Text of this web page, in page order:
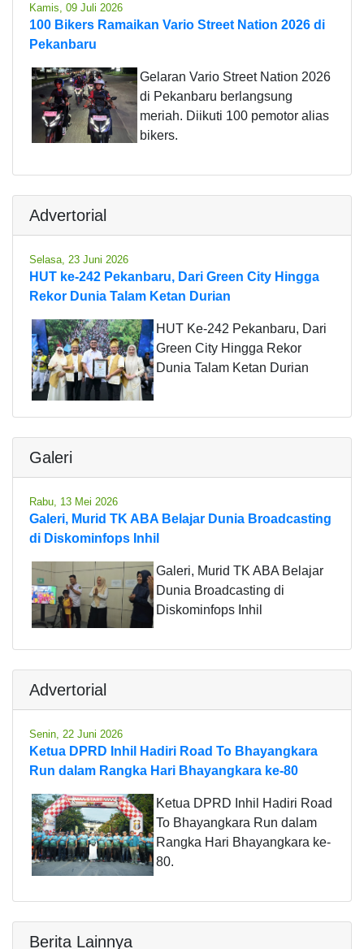
Kamis, 09 Juli 2026
100 Bikers Ramaikan Vario Street Nation 2026 di
Pekanbaru
Gelaran Vario Street Nation 2026
di Pekanbaru berlangsung
meriah. Diikuti 100 pemotor alias
bikers.
Advertorial
Selasa, 23 Juni 2026
HUT ke-242 Pekanbaru, Dari Green City Hingga
Rekor Dunia Talam Ketan Durian
HUT Ke-242 Pekanbaru, Dari
Green City Hingga Rekor
Dunia Talam Ketan Durian
Galeri
Rabu, 13 Mei 2026
Galeri, Murid TK ABA Belajar Dunia Broadcasting
di Diskominfops Inhil
Galeri, Murid TK ABA Belajar
Dunia Broadcasting di
Diskominfops Inhil
Advertorial
Senin, 22 Juni 2026
Ketua DPRD Inhil Hadiri Road To Bhayangkara
Run dalam Rangka Hari Bhayangkara ke-80
Ketua DPRD Inhil Hadiri Road
To Bhayangkara Run dalam
Rangka Hari Bhayangkara ke-
80.
Berita Lainnya